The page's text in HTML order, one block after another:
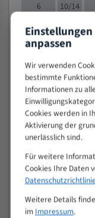
6
10/14
10
12
15
20
30
50
80
> 100
VOLLMATERIAL
>
anpassen
Wir verwenden
bestimmte
Informationen zu
Cookies werden in
Aktivierung der
unerlässlich sind.
Für weitere
Cookies Ihre Daten
Weitere Details
im Impressum.